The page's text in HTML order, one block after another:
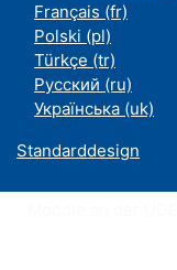
Français ‎(fr)‎
Polski ‎(pl)‎
Türkçe ‎(tr)‎
Русский ‎(ru)‎
Українська ‎(uk)‎
Standarddesign